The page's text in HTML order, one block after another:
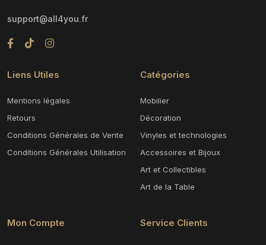
support@all4you.fr
Liens Utiles
Mentions légales
Retours
Conditions Générales de Vente
Conditions Générales Utilisation
Catégories
Mobilier
Décoration
Vinyles et technologies
Accessoires et Bijoux
Art et Collectibles
Art de la Table
Mon Compte Service Clients